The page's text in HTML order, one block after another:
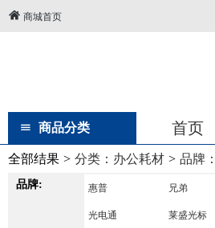
商城首页
商品分类 首页
全部结果 > 分类： 办公耗材 > 品牌：
品牌: 惠普 兄弟
光电通 莱盛光标